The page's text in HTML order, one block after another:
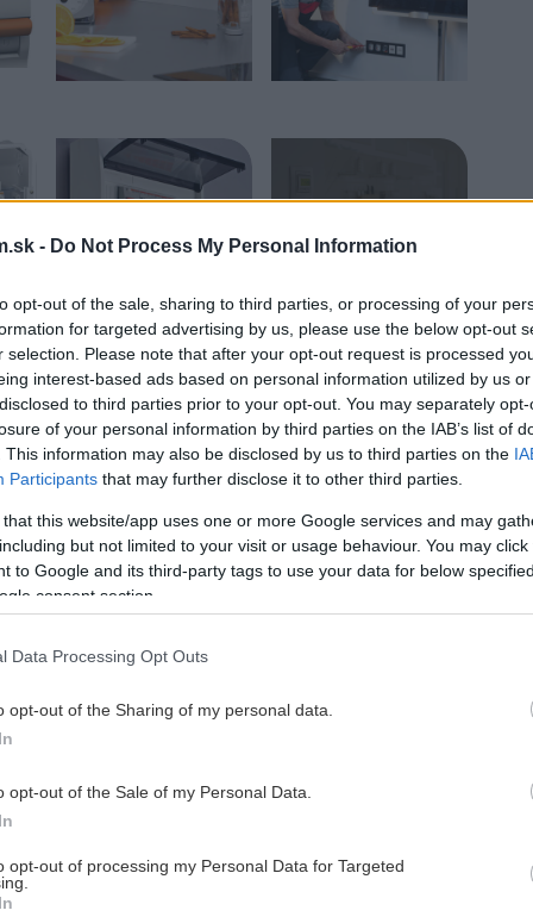
- Do Not Process My Personal Information
opt-out of the sale, sharing to third parties, or processing of your
for targeted advertising by us, please use the below opt-out
selection. Please note that after your opt-out request is processed
interest-based ads based on personal information utilized by us
to third parties prior to your opt-out. You may separately
of your personal information by third parties on the IAB’s list of
This information may also be disclosed by us to third parties on the
Participants that may further disclose it to other third parties.
that this website/app uses one or more Google services and may
but not limited to your visit or usage behaviour. You may
to Google and its third-party tags to use your data for below
consent section.
Data Processing Opt Outs
opt-out of the Sharing of my personal data.
opt-out of the Sale of my Personal Data.
opt-out of processing my Personal Data for Targeted
že akékoľvek práce s elektrickými
robiť iba odborne spôsobilé osoby. Pri
– autorizovaný stavebný inžinier v
a energetické vybavenie
elektroinštalatér alebo firma, ktorá sa
firmy majú aj revíznych technikov,
revíznu správu, po ktorej
o stavebné povolenie pridať aj
podnik vyjadrí, či s danou prípojkou
odoberať z verejnej siete. Ďalej sa
podnik môže predpísať spôsob
stĺpa, alebo zemným káblom.